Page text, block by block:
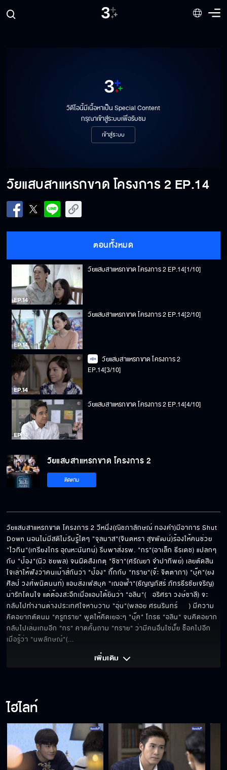
วิดีโอนี้มีเนื้อหาเป็น Special Content
กรุณาเข้าสู่ระบบเพื่อรับชม
เข้าสู่ระบบ
วัยแสบสาแหรกขาด โครงการ 2 EP.14
ตอนทั้งหมด
วัยแสบสาแหรกขาด โครงการ 2 EP.14[1/10]
วัยแสบสาแหรกขาด โครงการ 2 EP.14[2/10]
วัยแสบสาแหรกขาด โครงการ 2
EP.14[3/10]
วัยแสบสาแหรกขาด โครงการ 2 EP.14[4/10]
วัยแสบสาแหรกขาด โครงการ 2 EP.14[7/10]
วัยแสบสาแหรกขาด โครงการ 2 EP.14[8/10]
วัยแสบสาแหรกขาด โครงการ 2 EP.14[9/10]
วัยแสบสาแหรกขาด โครงการ 2
ติดตาม
วัยแสบสาแหรกขาด โครงการ 2 วีหนึ่ง(ณิชภาลักษณ์ ทองคำ)มีอาการ Shut
Down นอนไม่มีสติไม่รับรู้ใดๆ "จุลมาส"(จินตหรา สุขพัฒน์)ร้องให้คนช่วย
"ไวทิน"(เกรียงไกร อุณหะนันทน์) รีบพาส่งรพ. "กร"(อาเล็ก ธีรเดช) แปลกๆ
กับ "ป้อง"(นิว ชยพล) จนผิดสังเกตุ "ชิชา"(ศรัณยา จำปาทิพย์) เลยตัดสิน
ใจเล่าให้ฟังว่าคนเม้าส์กันว่า "ป้อง" กิ๊กกับ "ทราย"(จ๊ะ จิตตาภา) "บุ๊ค"(ยง
ศิลป์ วงศ์พนิตนนท์) แอบส่งเฟสบุค "เฌอฟ้า"(ธัญญภัสร์ ภัทรธีรชัยเจริญ)
น่ารักโดนใจ แต่ต้องสะอึกเมื่อแอบได้ยินว่า "อลิน"(	อริศรา วงษ์ชาลี) จะ
กลับไปทำงานต่างประเทศใจหาบวาบ "อุ่น"(พลอย ศรนรินทร์	) มีความ
คิดอยากตัดนม "ครูทราย" พูดให้คิดเยอะๆ "บุ๊ค" โกรธ "อลิน" จนคิดอยาก
กลับไปเล่นเกมอีก "กร" คาดคั้นถาม "ทราย" ว่ามีคนอื่นใช่มั๊ย ช็อคไปอีก
เมื่อรู้ว่า "นพลักษณ์"(...
เพิ่มเติม
ไฮไลท์